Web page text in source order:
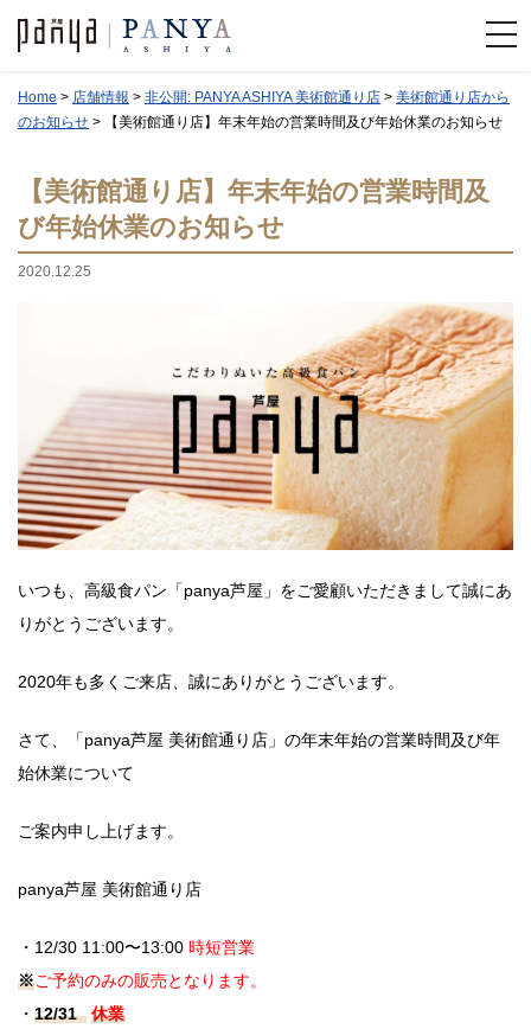
Home > 店舗情報 > 非公開: PANYA ASHIYA 美術館通り店 > 美術館通り店から
のお知らせ > 【美術館通り店】年末年始の営業時間及び年始休業のお知らせ
【美術館通り店】年末年始の営業時間及
び年始休業のお知らせ
2020.12.25
いつも、高級食パン「panya芦屋」をご愛顧いただきまして誠にあ
りがとうございます。
2020年も多くご来店、誠にありがとうございます。
さて、「panya芦屋 美術館通り店」の年末年始の営業時間及び年
始休業について
ご案内申し上げます。
panya芦屋 美術館通り店
・12/30 11:00〜13:00 時短営業
※ご予約のみの販売となります。
・ 12/31 休業